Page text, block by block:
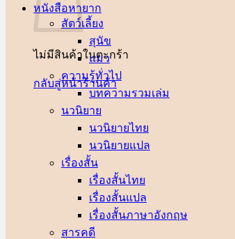
ไม่มีสินค้าในตะกร้า
กลับสู่หน้าร้านค้า
หนังสือหายาก
สัตว์เลี้ยง
สุนัข
แมว
ความรู้ทั่วไป
บทความรวมเล่ม
นวนิยาย
นวนิยายไทย
นวนิยายแปล
เรื่องสั้น
เรื่องสั้นไทย
เรื่องสั้นแปล
เรื่องสั้นภาษาอังกฤษ
สารคดี